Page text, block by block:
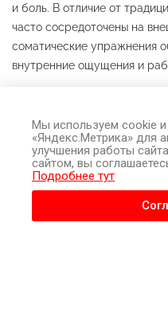
и боль. В отличие от
часто сосредоточены на
соматические упражнения
внутренние ощущения и
Соматическое движение
нейропластичности –
изменяться и
Соматическое движение
Мы используем cookie и
«Яндекс.Метрика» для
улучшения работы
сайтом, вы
Подробнее тут